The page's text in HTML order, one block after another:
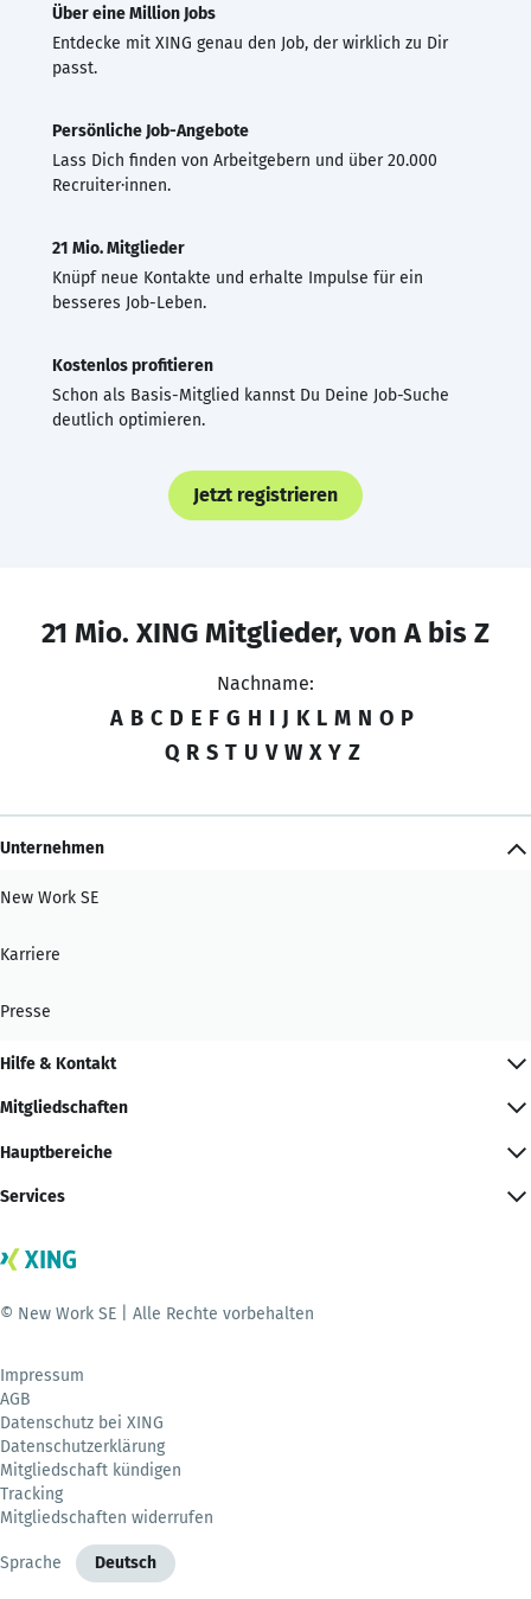
Über eine Million Jobs
Entdecke mit XING genau den Job, der wirklich zu Dir
passt.
Persönliche Job-Angebote
Lass Dich finden von Arbeitgebern und über 20.000
Recruiter·innen.
21 Mio. Mitglieder
Knüpf neue Kontakte und erhalte Impulse für ein
besseres Job-Leben.
Kostenlos profitieren
Schon als Basis-Mitglied kannst Du Deine Job-Suche
deutlich optimieren.
Jetzt registrieren
21 Mio. XING Mitglieder, von A bis Z
Nachname:
A B C D E F G H I J K L M N O P
Q R S T U V W X Y Z
Unternehmen
New Work SE
Karriere
Presse
Hilfe & Kontakt
Mitgliedschaften
Hauptbereiche
Services
© New Work SE | Alle Rechte vorbehalten
Impressum
AGB
Datenschutz bei XING
Datenschutzerklärung
Mitgliedschaft kündigen
Tracking
Mitgliedschaften widerrufen
Sprache Deutsch